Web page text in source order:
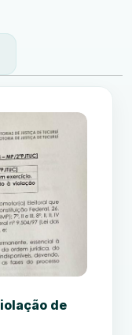
de